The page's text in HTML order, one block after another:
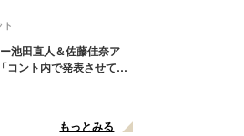
池田直人＆佐藤佳奈ア
コント内で発表させてい
もっとみる